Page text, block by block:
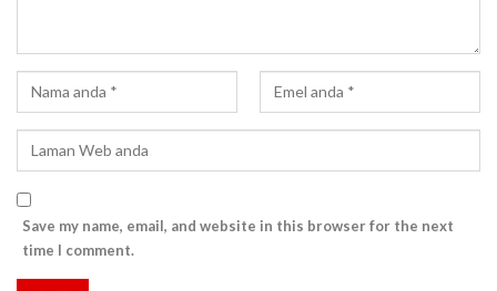
Save my name, email, and website in this browser for the next
time I comment.